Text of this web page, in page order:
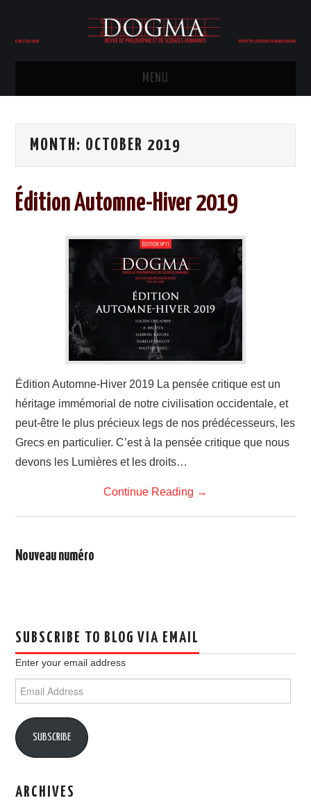
MENU
COMITÉ ÉDITORIAL
ARTS
MONTH: OCTOBER 2019
Édition Automne-Hiver 2019
Édition Automne-Hiver 2019 La pensée critique est un
héritage immémorial de notre civilisation occidentale, et
peut-être le plus précieux legs de nos prédécesseurs, les
Grecs en particulier. C’est à la pensée critique que nous
devons les Lumières et les droits…
Continue Reading →
Nouveau numéro
SUBSCRIBE TO BLOG VIA EMAIL
Enter your email address
Email
Address
SUBSCRIBE
ARCHIVES